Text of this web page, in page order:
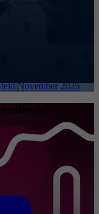
November 2025
zu